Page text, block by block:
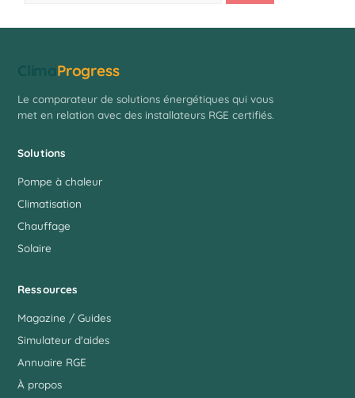
Progress
Le comparateur de solutions énergétiques qui vous
met en relation avec des installateurs RGE certifiés.
Solutions
Pompe à chaleur
Climatisation
Chauffage
Solaire
Ressources
Magazine / Guides
Simulateur d'aides
Annuaire RGE
À propos